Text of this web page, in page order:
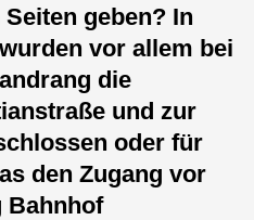
geben? In
vor allem bei
die
und zur
oder für
den Zugang vor
Bahnhof